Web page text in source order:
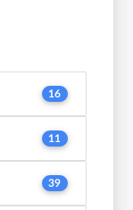
16
11
39